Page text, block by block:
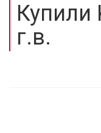
Купили
г.в.